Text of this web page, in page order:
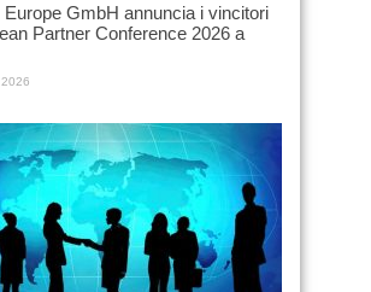
GmbH annuncia i vincitori
Partner Conference 2026 a